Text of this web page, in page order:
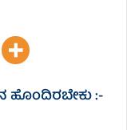
ಹೊಂದಿರಬೇಕು :-